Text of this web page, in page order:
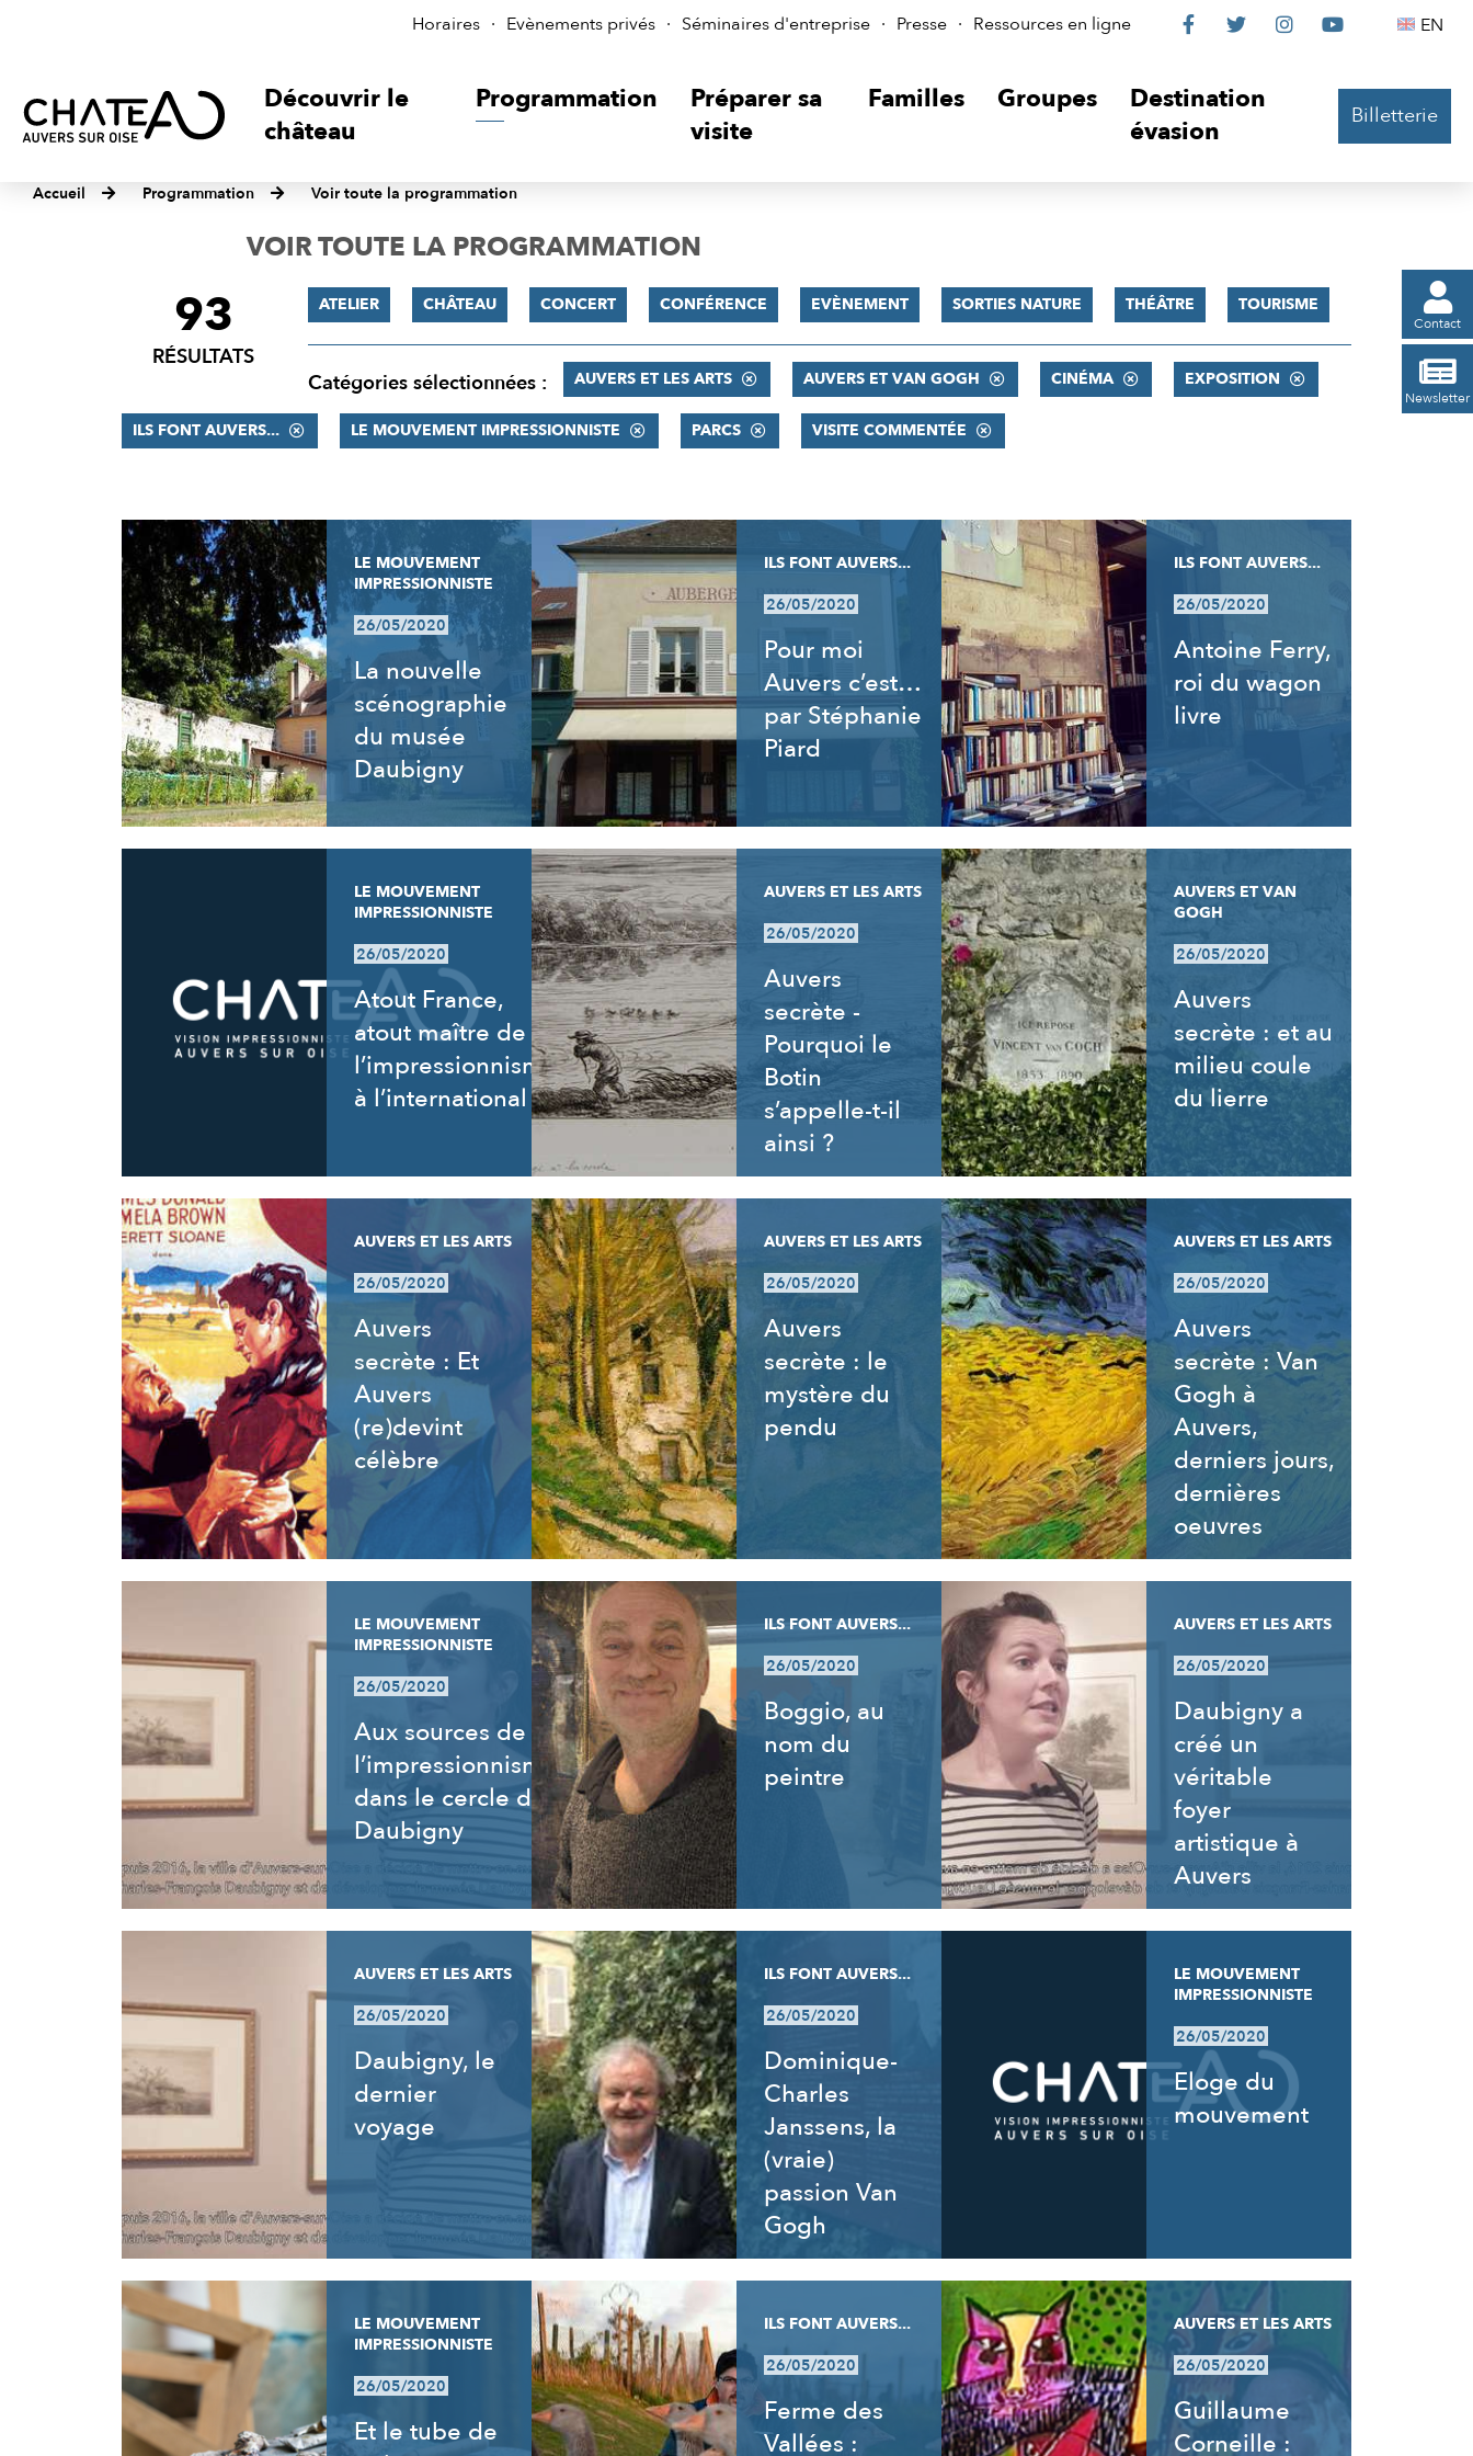
Horaires Evènements privés Séminaires d'entreprise Presse Ressources en ligne
Le
sur

Le

Le

Le
 EN
Découvrir le
château
Programmation
Préparer sa
visite
Familles Groupes
Destination
évasion
Billetterie
Accueil Programmation Voir toute la programmation

Contact

Newsletter
VOIR TOUTE LA PROGRAMMATION
FILTRER
RÉSULTATS
93
RÉSULTATS
ATELIER CHÂTEAU CONCERT CONFÉRENCE EVÈNEMENT SORTIES NATURE THÉÂTRE TOURISME
Catégories sélectionnées : AUVERS ET LES ARTS AUVERS ET VAN GOGH CINÉMA EXPOSITION
ILS FONT AUVERS... LE MOUVEMENT IMPRESSIONNISTE PARCS VISITE COMMENTÉE
RÉSULTATS
LE MOUVEMENT
IMPRESSIONNISTE
26/05/2020
La nouvelle
scénographie
du musée
Daubigny
ILS FONT AUVERS...
26/05/2020
Pour moi
Auvers c’est…
par Stéphanie
Piard
ILS FONT AUVERS...
26/05/2020
Antoine Ferry,
roi du wagon
livre
LE MOUVEMENT
IMPRESSIONNISTE
26/05/2020
Atout France,
atout maître de
l’impressionnisme
à l’international
AUVERS ET LES ARTS
26/05/2020
Auvers
secrète -
Pourquoi le
Botin
s’appelle-t-il
ainsi ?
AUVERS ET VAN
GOGH
26/05/2020
Auvers
secrète : et au
milieu coule
du lierre
AUVERS ET LES ARTS
26/05/2020
Auvers
secrète : Et
Auvers
(re)devint
célèbre
AUVERS ET LES ARTS
26/05/2020
Auvers
secrète : le
mystère du
pendu
AUVERS ET LES ARTS
26/05/2020
Auvers
secrète : Van
Gogh à
Auvers,
derniers jours,
dernières
oeuvres
LE MOUVEMENT
IMPRESSIONNISTE
26/05/2020
Aux sources de
l’impressionnisme,
dans le cercle de
Daubigny
ILS FONT AUVERS...
26/05/2020
Boggio, au
nom du
peintre
AUVERS ET LES ARTS
26/05/2020
Daubigny a
créé un
véritable
foyer
artistique à
Auvers
AUVERS ET LES ARTS
26/05/2020
Daubigny, le
dernier
voyage
ILS FONT AUVERS...
26/05/2020
Dominique-
Charles
Janssens, la
(vraie)
passion Van
Gogh
LE MOUVEMENT
IMPRESSIONNISTE
26/05/2020
Eloge du
mouvement
LE MOUVEMENT
IMPRESSIONNISTE
26/05/2020
Et le tube de
ILS FONT AUVERS...
26/05/2020
Ferme des
Vallées :
AUVERS ET LES ARTS
26/05/2020
Guillaume
Corneille :